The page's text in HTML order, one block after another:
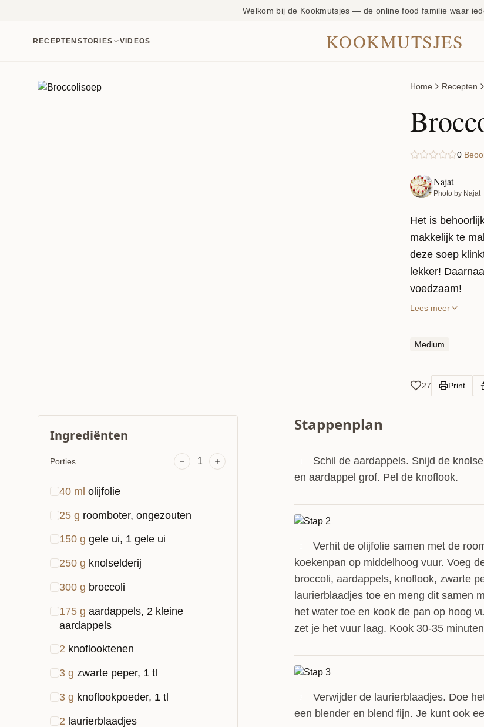
Welkom bij de Kookmutsjes — de online food familie waar
RECEPTEN STORIES VIDEOS KOOKMUTSJES
Home Recepten
0
Najat
Photo by Najat
Het is
makkelijk te
deze soep
lekker!
voedzaam!
Lees meer
Medium
27 Print
Ingrediënten
Porties 1
40 ml olijfolie
25 g roomboter, ongezouten
150 g gele ui, 1 gele ui
250 g knolselderij
300 g broccoli
175 g aardappels, 2 kleine
aardappels
2 knoflooktenen
3 g zwarte peper, 1 tl
3 g knoflookpoeder, 1 tl
2 laurierblaadjes
Stappenplan
Schil de aardappels. Snijd de
en aardappel grof. Pel de knoflook.
Verhit de olijfolie samen met de
koekenpan op middelhoog vuur. Voeg
broccoli, aardappels, knoflook, zwarte
laurierblaadjes toe en meng dit samen
het water toe en kook de pan op hoog
zet je het vuur laag. Kook 30-35
Verwijder de laurierblaadjes. Doe
een blender en blend fijn. Je kunt ook